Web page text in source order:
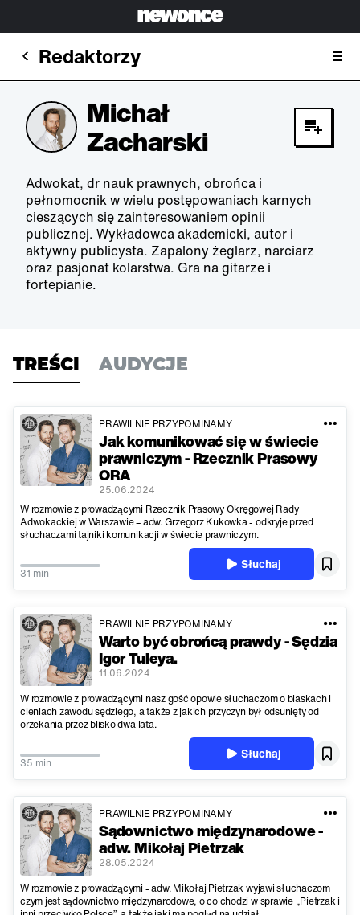
Redaktorzy
Michał
Zacharski
Adwokat, dr nauk prawnych, obrońca i
pełnomocnik w wielu postępowaniach karnych
cieszących się zainteresowaniem opinii
publicznej. Wykładowca akademicki, autor i
aktywny publicysta. Zapalony żeglarz, narciarz
oraz pasjonat kolarstwa. Gra na gitarze i
fortepianie.
TREŚCI AUDYCJE
PRAWILNIE PRZYPOMINAMY
Jak komunikować się w świecie
prawniczym - Rzecznik Prasowy
ORA
25.06.2024
W rozmowie z prowadzącymi Rzecznik Prasowy Okręgowej Rady
Adwokackiej w Warszawie – adw. Grzegorz Kukowka - odkryje przed
słuchaczami tajniki komunikacji w świecie prawniczym.
31 min
Słuchaj
PRAWILNIE PRZYPOMINAMY
Warto być obrońcą prawdy - Sędzia
Igor Tuleya.
11.06.2024
W rozmowie z prowadzącymi nasz gość opowie słuchaczom o blaskach i
cieniach zawodu sędziego, a także z jakich przyczyn był odsunięty od
orzekania przez blisko dwa lata.
35 min
Słuchaj
PRAWILNIE PRZYPOMINAMY
Sądownictwo międzynarodowe -
adw. Mikołaj Pietrzak
28.05.2024
W rozmowie z prowadzącymi - adw. Mikołaj Pietrzak wyjawi słuchaczom
czym jest sądownictwo międzynarodowe, o co chodzi w sprawie „Pietrzak i